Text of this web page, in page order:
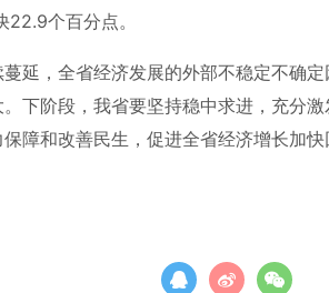
个百分点。
延，全省经济发展的外部不稳定不确
下阶段，我省要坚持稳中求进，充分
障和改善民生，促进全省经济增长加快